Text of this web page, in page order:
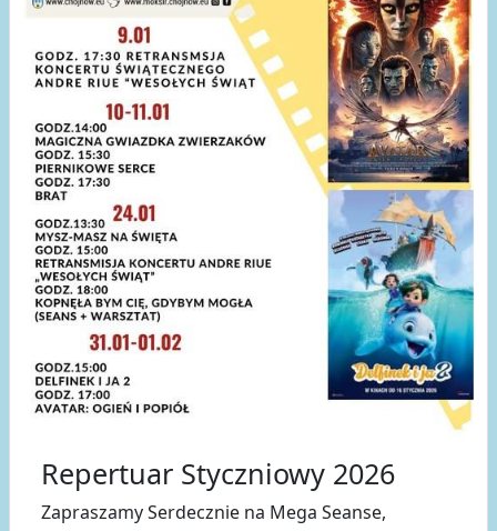
Repertuar Styczniowy 2026
Zapraszamy Serdecznie na Mega Seanse,